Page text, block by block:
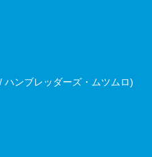
ハンブレッダーズ・ムツムロ)